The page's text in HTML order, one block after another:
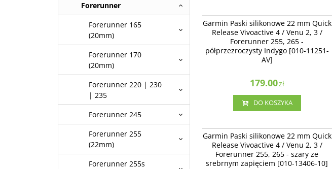
Garmin Paski silikonowe 22 mm Quick Release
Vivoactive 4 / Venu 2, 3 / Forerunner 255, 265 -
półprzezroczysty Indygo [010-11251-AV]
Garmin Paski silikonowe 22 mm Quick
Release Vivoactive 4 / Venu 2, 3 /
Forerunner 255, 265 -
półprzezroczysty Indygo [010-11251-
AV]
179.00zł
DO KOSZYKA
Garmin Paski silikonowe 22 mm Quick Release
Vivoactive 4 / Venu 2, 3 / Forerunner 255, 265 -
szary ze srebrnym zapięciem [010-13406-10]
Garmin Paski silikonowe 22 mm Quick
Release Vivoactive 4 / Venu 2, 3 /
Forerunner 255, 265 - szary ze
srebrnym zapięciem [010-13406-10]
Forerunner
Forerunner 165
(20mm)
Forerunner 170
(20mm)
Forerunner 220 | 230
| 235
Forerunner 245
Forerunner 255
(22mm)
Forerunner 255s